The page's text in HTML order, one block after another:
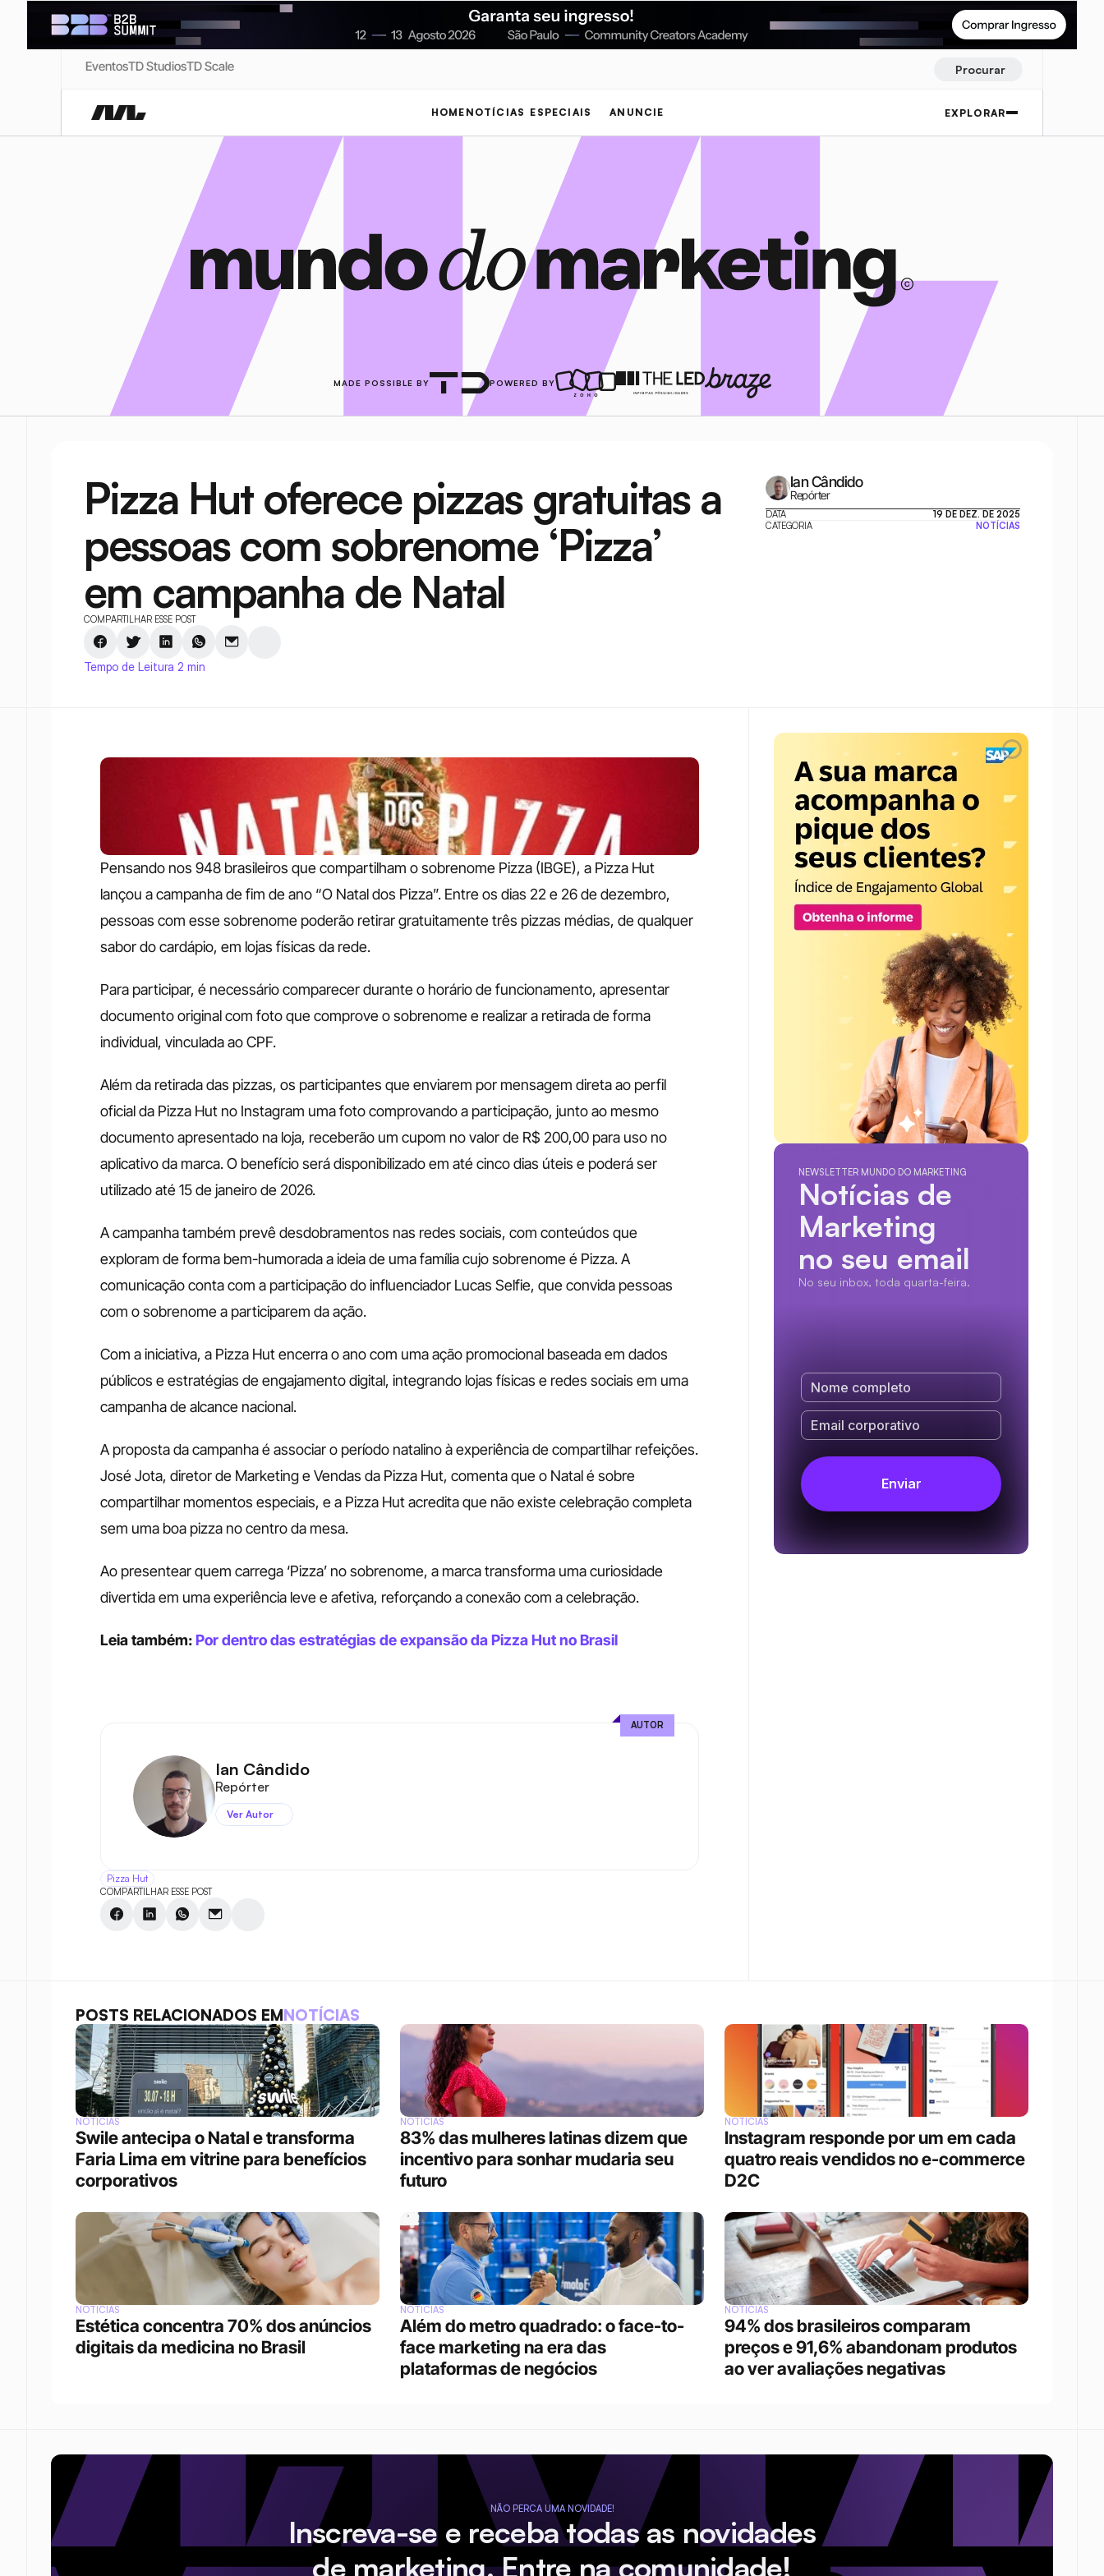
EventosTD StudiosTD Scale Procurar
HOME NOTÍCIAS ESPECIAIS ANUNCIE EXPLORAR
MADE POSSIBLE BY POWERED BY
Pizza Hut oferece pizzas gratuitas a
pessoas com sobrenome ‘Pizza’
em campanha de Natal
COMPARTILHAR ESSE POST
Tempo de Leitura 2 min
Ian Cândido
Repórter
DATA
19 DE DEZ. DE 2025
CATEGORIA
NOTÍCIAS
Pensando nos 948 brasileiros que compartilham o sobrenome Pizza (IBGE), a Pizza Hut
lançou a campanha de fim de ano “O Natal dos Pizza”. Entre os dias 22 e 26 de dezembro,
pessoas com esse sobrenome poderão retirar gratuitamente três pizzas médias, de qualquer
sabor do cardápio, em lojas físicas da rede.
Para participar, é necessário comparecer durante o horário de funcionamento, apresentar
documento original com foto que comprove o sobrenome e realizar a retirada de forma
individual, vinculada ao CPF.
Além da retirada das pizzas, os participantes que enviarem por mensagem direta ao perfil
oficial da Pizza Hut no Instagram uma foto comprovando a participação, junto ao mesmo
documento apresentado na loja, receberão um cupom no valor de R$ 200,00 para uso no
aplicativo da marca. O benefício será disponibilizado em até cinco dias úteis e poderá ser
utilizado até 15 de janeiro de 2026.
A campanha também prevê desdobramentos nas redes sociais, com conteúdos que
exploram de forma bem-humorada a ideia de uma família cujo sobrenome é Pizza. A
comunicação conta com a participação do influenciador Lucas Selfie, que convida pessoas
com o sobrenome a participarem da ação.
Com a iniciativa, a Pizza Hut encerra o ano com uma ação promocional baseada em dados
públicos e estratégias de engajamento digital, integrando lojas físicas e redes sociais em uma
campanha de alcance nacional.
A proposta da campanha é associar o período natalino à experiência de compartilhar refeições.
José Jota, diretor de Marketing e Vendas da Pizza Hut, comenta que o Natal é sobre
compartilhar momentos especiais, e a Pizza Hut acredita que não existe celebração completa
sem uma boa pizza no centro da mesa.
Ao presentear quem carrega ‘Pizza’ no sobrenome, a marca transforma uma curiosidade
divertida em uma experiência leve e afetiva, reforçando a conexão com a celebração.
Leia também: Por dentro das estratégias de expansão da Pizza Hut no Brasil
Pizza Hut
COMPARTILHAR ESSE POST
Ian Cândido
Repórter
Ver Autor
AUTOR
NEWSLETTER MUNDO DO MARKETING
Notícias de
Marketing
no seu email
No seu inbox, toda quarta-feira.
POSTS RELACIONADOS EMNOTÍCIAS
NOTÍCIAS
Swile antecipa o Natal e transforma
Faria Lima em vitrine para benefícios
corporativos
NOTÍCIAS
83% das mulheres latinas dizem que
incentivo para sonhar mudaria seu
futuro
NOTÍCIAS
Instagram responde por um em cada
quatro reais vendidos no e-commerce
D2C
NOTÍCIAS
Estética concentra 70% dos anúncios
digitais da medicina no Brasil
NOTÍCIAS
Além do metro quadrado: o face-to-
face marketing na era das
plataformas de negócios
NOTÍCIAS
94% dos brasileiros comparam
preços e 91,6% abandonam produtos
ao ver avaliações negativas
NÃO PERCA UMA NOVIDADE!
Inscreva-se e receba todas as novidades
de marketing. Entre na comunidade!